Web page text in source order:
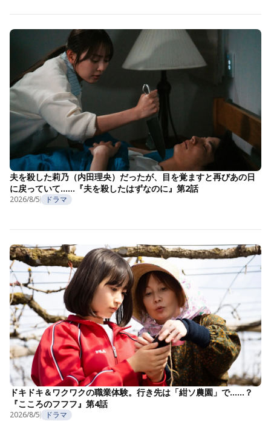
夫を殺した莉乃（内田理央）だったが、目を覚ますと再びあの日
に戻っていて……『夫を殺したはずなのに』第2話
2026/8/5 ドラマ
ドキドキ＆ワクワクの職業体験。行き先は「紺ソ農園」で……？
『こころのフフフ』第4話
2026/8/5 ドラマ